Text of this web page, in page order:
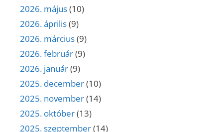
2026. május(10)
2026. április(9)
2026. március(9)
2026. február(9)
2026. január(9)
2025. december(10)
2025. november(14)
2025. október(13)
2025. szeptember(14)